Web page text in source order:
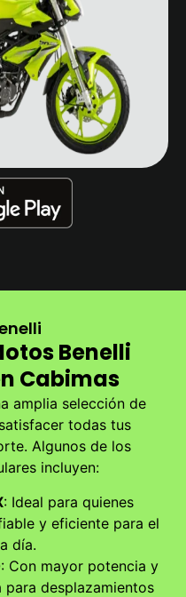
Benelli
Cabimas
amplia selección de
todas tus
Algunos de los
incluyen:
: Ideal para quienes
y eficiente para el
día.
: Con mayor potencia y
desplazamientos